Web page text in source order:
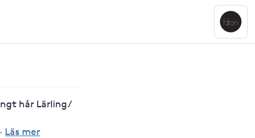
hår Lärling/
· Läs mer